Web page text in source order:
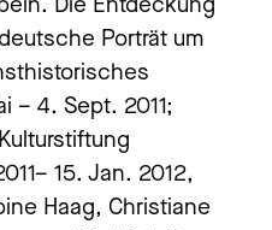
Die Entdeckung
Porträt um
– 4. Sept. 2011;
15. Jan. 2012,
Haag, Christiane